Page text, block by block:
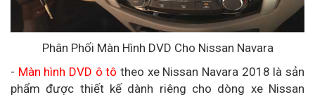
Phân Phối Màn Hình DVD Cho Nissan Navara
- Màn hình DVD ô tô theo xe Nissan Navara 2018 là sản
phẩm được thiết kế dành riêng cho dòng xe Nissan